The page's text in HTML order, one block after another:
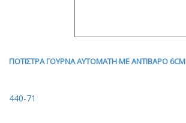
ΠΟΤΙΣΤΡΑ ΓΟΥΡΝΑ ΑΥΤΟΜΑΤΗ ΜΕ ΑΝΤΙΒΑΡΟ 6CM
440-71